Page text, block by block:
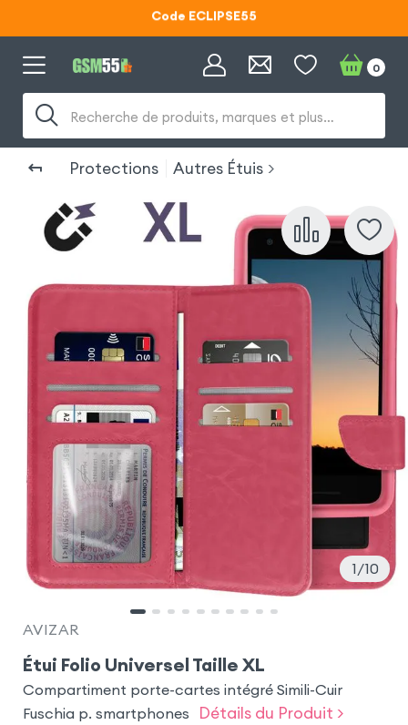
Lunettes d'éclipse OFFERTES
Code ECLIPSE55
Recherche de produits, marques et plus…
0
Protections Autres Étuis
1 10
AVIZAR
Étui Folio Universel Taille XL
Compartiment porte-cartes intégré Simili-Cuir
Fuschia p. smartphones
Détails du Produit >